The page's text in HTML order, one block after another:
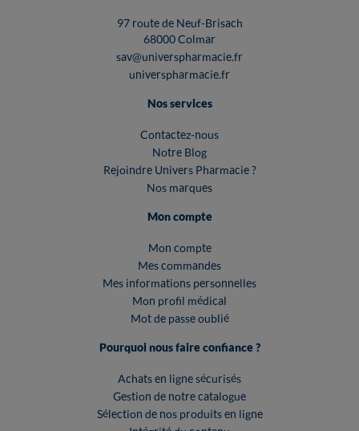
97 route de Neuf-Brisach
68000 Colmar
sav@universpharmacie.fr
universpharmacie.fr
Nos services
Contactez-nous
Notre Blog
Rejoindre Univers Pharmacie ?
Nos marques
Mon compte
Mon compte
Mes commandes
Mes informations personnelles
Mon profil médical
Mot de passe oublié
Pourquoi nous faire confiance ?
Achats en ligne sécurisés
Gestion de notre catalogue
Sélection de nos produits en ligne